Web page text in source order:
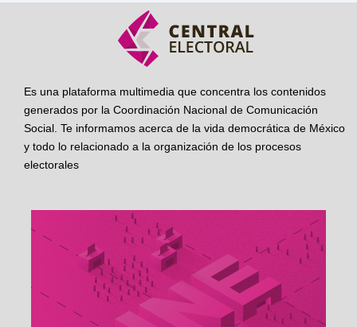
Es una plataforma multimedia que concentra los contenidos
generados por la Coordinación Nacional de Comunicación
Social. Te informamos acerca de la vida democrática de México
y todo lo relacionado a la organización de los procesos
electorales